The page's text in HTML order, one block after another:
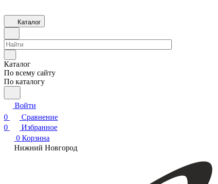
Каталог
Каталог
По всему сайту
По каталогу
Войти
0
Сравнение
0
Избранное
0 Корзина
Нижний Новгород